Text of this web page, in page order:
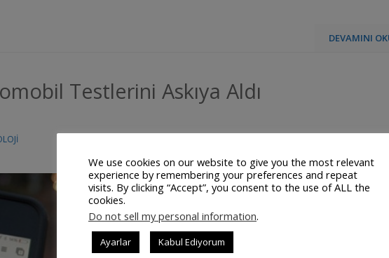
DEVAMINI
Testlerini Askıya Aldı
We use cookies on our website to give you the most relevant
experience by remembering your preferences and repeat
visits. By clicking “Accept”, you consent to the use of ALL the
cookies.
Do not sell my personal information.
Ayarlar Kabul Ediyorum